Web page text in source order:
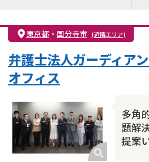
離婚前相談
離婚調停
親権・面会交流権
DV
不貞・不倫慰謝料請求
国際離婚
財産分与
内縁の夫
東京都 ・ 国分寺市 (近隣エリア)
多角
題解
提案
弁護士法人ガーディア
オフィス